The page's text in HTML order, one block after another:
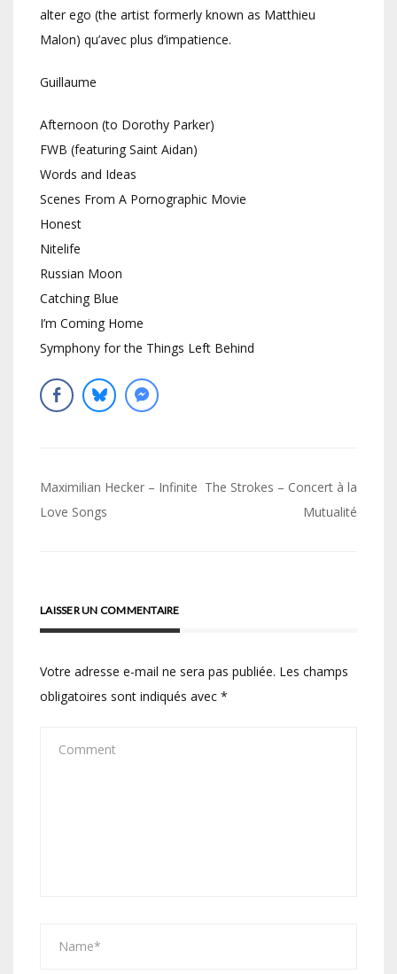
alter ego (the artist formerly known as Matthieu
Malon) qu’avec plus d’impatience.
Guillaume
Afternoon (to Dorothy Parker)
FWB (featuring Saint Aidan)
Words and Ideas
Scenes From A Pornographic Movie
Honest
Nitelife
Russian Moon
Catching Blue
I’m Coming Home
Symphony for the Things Left Behind
Navigation
de
Maximilian Hecker – Infinite
Love Songs
The Strokes – Concert à la
Mutualité
LAISSER UN COMMENTAIRE
Votre adresse e-mail ne sera pas publiée. Les champs
obligatoires sont indiqués avec *